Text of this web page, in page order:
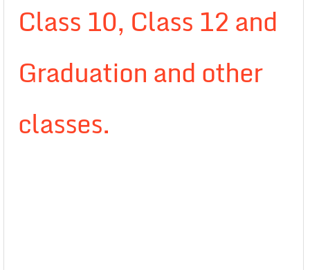
Class 10, Class 12 and
Graduation and other
classes.